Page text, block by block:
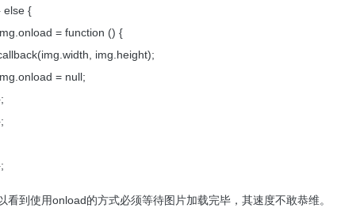
else {
= function () {
img.height);
= null;
看到使用onload的方式必须等待图片加载完毕，其速度不敢恭维。